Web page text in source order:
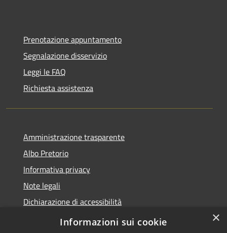
Prenotazione appuntamento
Segnalazione disservizio
Leggi le FAQ
Richiesta assistenza
Amministrazione trasparente
Albo Pretorio
Informativa privacy
Note legali
Dichiarazione di accessibilità
Informativa Privacy Videosorveglianza
×
Informazioni sui cookie